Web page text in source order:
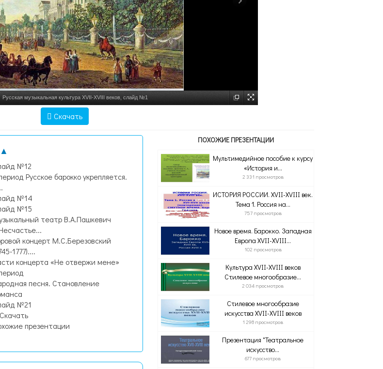
Русская музыкальная культура XVII-XVIII веков, слайд №1
Скачать
▲
№12
Русское барокко укрепляется.
№14
№15
театр В.А.Пашкевич
концерт М.С.Березовский
1777)....
концерта «Не отвержи мене»
песня. Становление
№21
Скачать
презентации
ПОХОЖИЕ ПРЕЗЕНТАЦИИ
Мультимедийное пособие к курсу
«История и...
2 331 просмотров
ИСТОРИЯ РОССИИ. XVII-XVIII век.
Тема 1. Россия на...
757 просмотров
Новое время. Барокко. Западная
Европа XVII-XVIII...
102 просмотров
Культура XVII-XVIII веков
Стилевое многообразие...
2 034 просмотров
Стилевое многообразие
искусства XVII-XVIII веков
1 298 просмотров
Презентация "Театральное
искусство...
677 просмотров